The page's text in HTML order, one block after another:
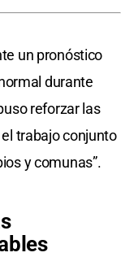
un pronóstico
durante
reforzar las
trabajo conjunto
y comunas”.